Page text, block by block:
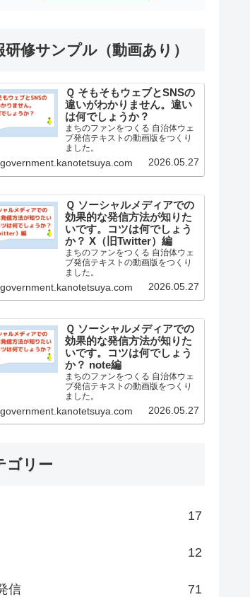
研修サンプル（動画あり）
Ｑ そもそもウェブとSNSの
違いがわかりません。違い
は何でしょうか？
まちのファンをつくる 自治体ウェ
ブ発信テキストの動画版をつくり
ました。
2026.05.27
Ｑ ソーシャルメディアでの
効果的な発信方法が知りた
いです。コツは何でしょう
か？ X（旧Twitter）編
まちのファンをつくる 自治体ウェ
ブ発信テキストの動画版をつくり
ました。
2026.05.27
Ｑ ソーシャルメディアでの
効果的な発信方法が知りた
いです。コツは何でしょう
か？ note編
まちのファンをつくる 自治体ウェ
ブ発信テキストの動画版をつくり
ました。
2026.05.27
ゴリー
17
12
信 71